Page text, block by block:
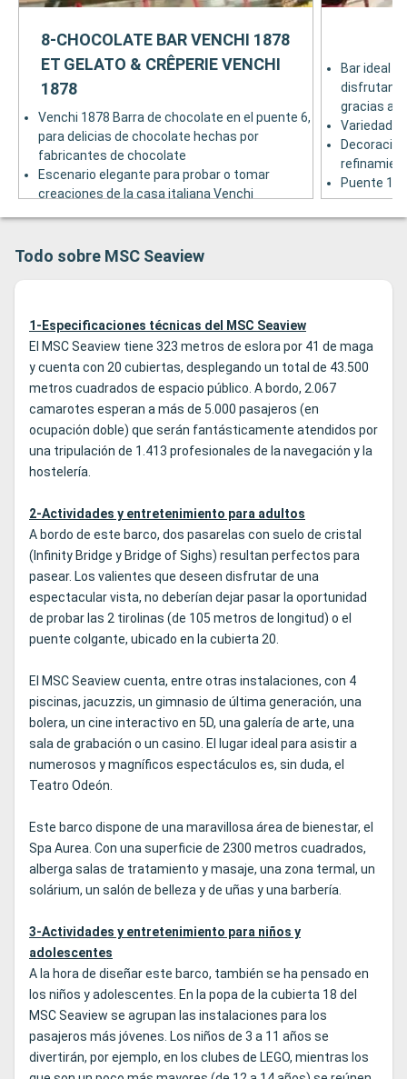
Venchi 1878 Barra de chocolate en el puente 6,
para delicias de chocolate hechas por
fabricantes de chocolate
Escenario elegante para probar o tomar
creaciones de la casa italiana Venchi
panqueques y el helado
8-CHOCOLATE BAR VENCHI 1878
ET GELATO & CRÊPERIE VENCHI
1878
Bar ideal
gracias a
Variedad
Puente 16
Todo sobre MSC Seaview
1-Especificaciones técnicas del MSC Seaview
El MSC Seaview tiene 323 metros de eslora por 41 de maga
y cuenta con 20 cubiertas, desplegando un total de 43.500
metros cuadrados de espacio público. A bordo, 2.067
camarotes esperan a más de 5.000 pasajeros (en
ocupación doble) que serán fantásticamente atendidos por
una tripulación de 1.413 profesionales de la navegación y la
hostelería.
2-Actividades y entretenimiento para adultos
A bordo de este barco, dos pasarelas con suelo de cristal
(Infinity Bridge y Bridge of Sighs) resultan perfectos para
pasear. Los valientes que deseen disfrutar de una
espectacular vista, no deberían dejar pasar la oportunidad
de probar las 2 tirolinas (de 105 metros de longitud) o el
puente colgante, ubicado en la cubierta 20.
El MSC Seaview cuenta, entre otras instalaciones, con 4
piscinas, jacuzzis, un gimnasio de última generación, una
bolera, un cine interactivo en 5D, una galería de arte, una
sala de grabación o un casino. El lugar ideal para asistir a
numerosos y magníficos espectáculos es, sin duda, el
Teatro Odeón.
Este barco dispone de una maravillosa área de bienestar, el
Spa Aurea. Con una superficie de 2300 metros cuadrados,
alberga salas de tratamiento y masaje, una zona termal, un
solárium, un salón de belleza y de uñas y una barbería.
3-Actividades y entretenimiento para niños y
adolescentes
A la hora de diseñar este barco, también se ha pensado en
los niños y adolescentes. En la popa de la cubierta 18 del
MSC Seaview se agrupan las instalaciones para los
pasajeros más jóvenes. Los niños de 3 a 11 años se
divertirán, por ejemplo, en los clubes de LEGO, mientras los